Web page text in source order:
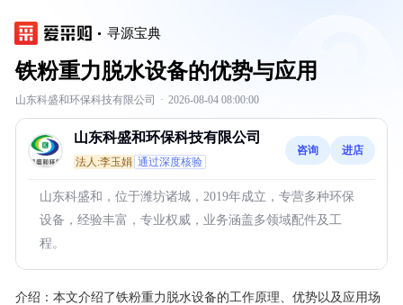
寻源宝典
铁粉重力脱水设备的优势与应用
山东科盛和环保科技有限公司 · 2026-08-04 08:00:00
山东科盛和环保科技有限公司
法人:李玉娟 通过深度核验
咨询 进店
山东科盛和，位于潍坊诸城，2019年成立，专营多种环保
设备，经验丰富，专业权威，业务涵盖多领域配件及工
程。
介绍： 本文介绍了铁粉重力脱水设备的工作原理、优势以及应用场